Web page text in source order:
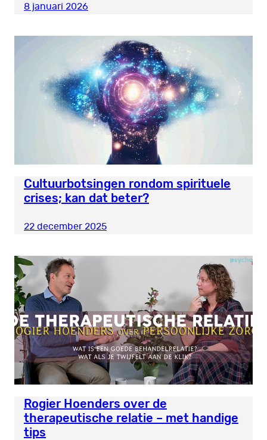
8 januari 2026
Cultuurbotsingen rondom spirituele
crises; kan dat beter?
22 december 2025
Rogier Hoenders over de
therapeutische relatie – met handige
tips